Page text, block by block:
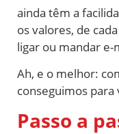
ainda têm a
os valores, de
ligar ou mandar e-
Ah, e o melhor:
conseguimos para
Passo a